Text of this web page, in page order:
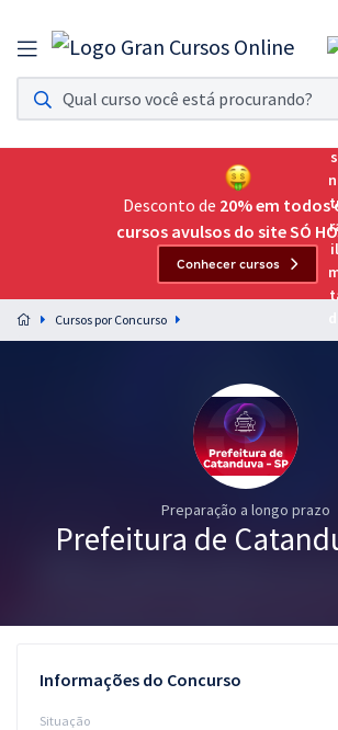
Assinatura Ilimitada 11
Acesso a todos os cursos. Teste grátis por 7 dias!
Assinatura OAB Até Passar
Acesso ilimitado a toda preparação para o Exame da
Preparação completa e intensiva para as principais
residências em saúde do Brasil
Graduação
Questões grátis
Desconto de 20% em todos
cursos avulsos do site SÓ
Conhecer cursos
Cursos por Concurso
Preparação a longo prazo
Prefeitura de
Informações do Concurso
Situação